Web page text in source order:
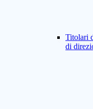
Titolari
di